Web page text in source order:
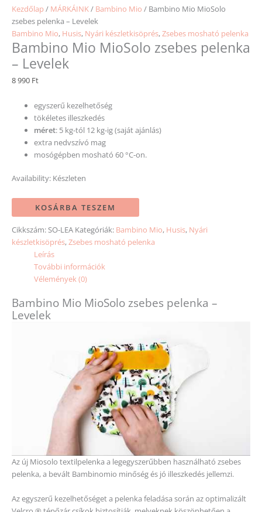
Kezdőlap / MÁRKÁINK/ Bambino Mio / Bambino Mio MioSolo
zsebes pelenka – Levelek
Bambino Mio, Husis, Nyári készletkisöprés,Zsebes mosható pelenka
Bambino Mio MioSolo zsebes pelenka
– Levelek
8 990 Ft
egyszerű kezelhetőség
tökéletes illeszkedés
méret: 5 kg-tól 12 kg-ig (saját ajánlás)
extra nedvszívó mag
mosógépben mosható 60 °C-on.
Availability: Készleten
KOSÁRBA TESZEM
Cikkszám:SO-LEA Kategóriák: Bambino Mio, Husis, Nyári
készletkisöprés,Zsebes mosható pelenka
Leírás
További információk
Vélemények (0)
Bambino Mio MioSolo zsebes pelenka –
Levelek
Az új Miosolo textilpelenka a legegyszerűbben használható zsebes
pelenka, a bevált Bambinomio minőség és jó illeszkedés jellemzi.
Az egyszerű kezelhetőséget a pelenka feladása során az optimalizált